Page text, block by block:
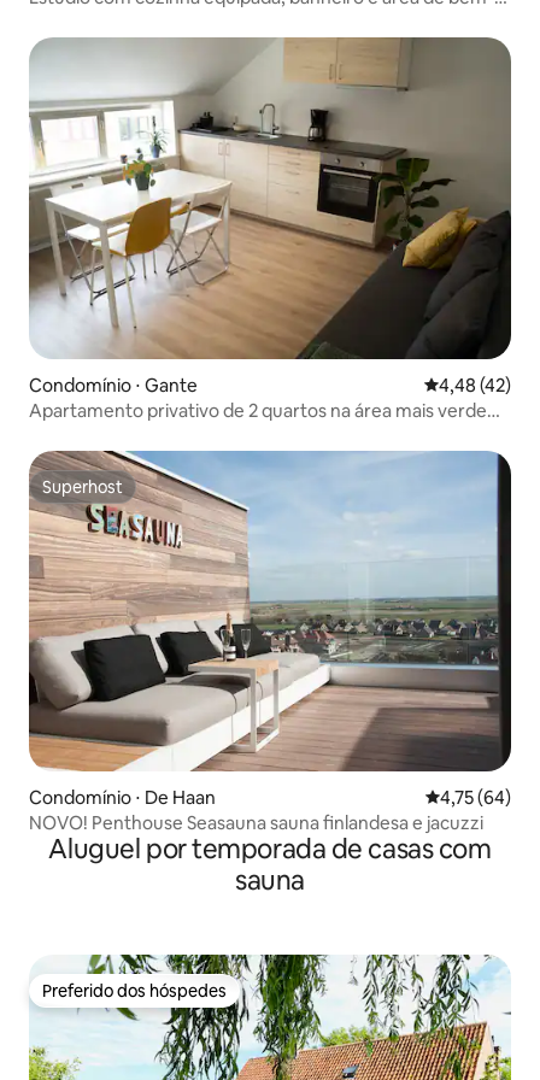
Condomínio ⋅ Gante 4,48 de uma
4,48 (42)
Apartamento privativo de 2 quartos na área mais verde
Superhost
Superhost
Condomínio ⋅ De Haan 4,75 de uma
4,75 (64)
NOVO! Penthouse Seasauna sauna finlandesa e jacuzzi
Aluguel por temporada de casas com
sauna
Preferido dos hóspedes
Preferido dos hóspedes